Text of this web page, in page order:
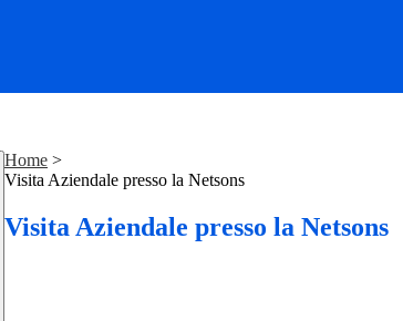
Home >
Visita Aziendale presso la Netsons
Visita Aziendale presso la Netsons